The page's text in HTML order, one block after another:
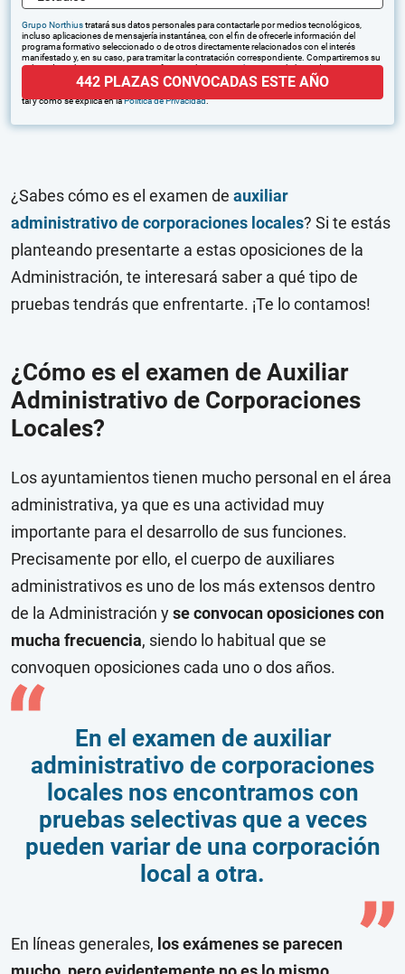
Grupo Northiustratará sus datos personales para contactarle por medios tecnológicos,
incluso aplicaciones de mensajería instantánea, con el fin de ofrecerle información del
programa formativo seleccionado o de otros directamente relacionados con el interés
manifestado y, en su caso, para tramitar la contratación correspondiente. Compartiremos su
solicitud con las empresas que conforman el
puedan hacerle llegar la mejor oferta de productos y servicios de acuerdo a su petición.
tal y como se explica en laPolítica de Privacidad.
442 PLAZAS CONVOCADAS ESTE AÑO
¿Sabes cómo es el examen de auxiliar
administrativo de corporaciones locales? Si te estás
planteando presentarte a estas oposiciones de la
Administración, te interesará saber a qué tipo de
pruebas tendrás que enfrentarte. ¡Te lo contamos!
¿Cómo es el examen de Auxiliar
Administrativo de Corporaciones
Locales?
Los ayuntamientos tienen mucho personal en el área
administrativa, ya que es una actividad muy
importante para el desarrollo de sus funciones.
Precisamente por ello, el cuerpo de auxiliares
administrativos es uno de los más extensos dentro
de la Administración yse convocan oposiciones con
mucha frecuencia, siendo lo habitual que se
convoquen oposiciones cada uno o dos años.
En el examen de auxiliar
administrativo de corporaciones
locales nos encontramos con
pruebas selectivas que a veces
pueden variar de una corporación
local a otra.
En líneas generales, los exámenes se parecen